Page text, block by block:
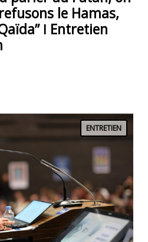
le Hamas,
ǀ Entretien
ENTRETIEN